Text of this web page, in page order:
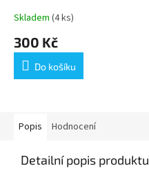
Skladem (4 ks)
300 Kč
Do košíku
Popis Hodnocení
Detailní popis produktu